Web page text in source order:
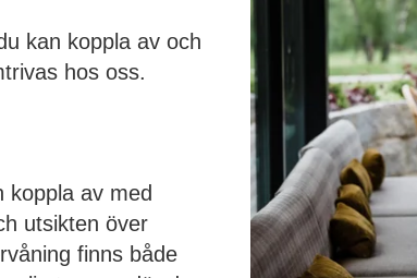
kan koppla av och
hos oss.
koppla av med
utsikten över
finns både